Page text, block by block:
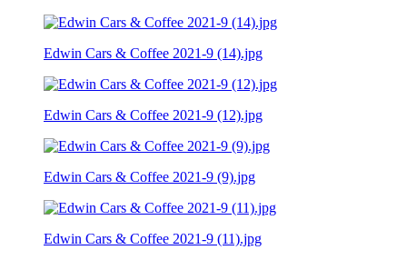
Edwin Cars & Coffee 2021-9 (14).jpg
Edwin Cars & Coffee 2021-9 (12).jpg
Edwin Cars & Coffee 2021-9 (9).jpg
Edwin Cars & Coffee 2021-9 (11).jpg